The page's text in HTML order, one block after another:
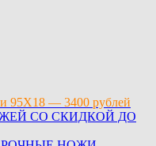
95Х18 — 3400 рублей
СО СКИДКОЙ ДО